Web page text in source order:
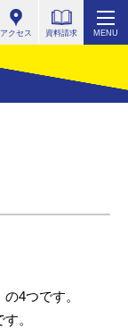
アクセス 資料請求 MENU
4つです。
。